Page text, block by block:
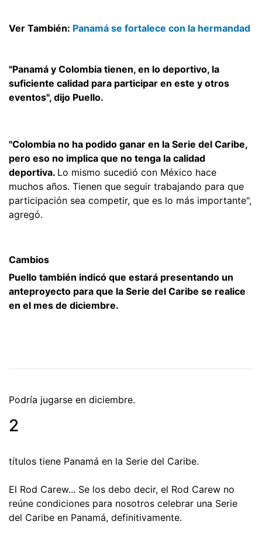
Ver También: Panamá se fortalece con la hermandad
"Panamá y Colombia tienen, en lo deportivo, la
suficiente calidad para participar en este y otros
eventos", dijo Puello.
"Colombia no ha podido ganar en la Serie del Caribe,
pero eso no implica que no tenga la calidad
deportiva. Lo mismo sucedió con México hace
muchos años. Tienen que seguir trabajando para que
participación sea competir, que es lo más importante",
agregó.
Cambios
Puello también indicó que estará presentando un
anteproyecto para que la Serie del Caribe se realice
en el mes de diciembre.
Podría jugarse en diciembre.
2
títulos tiene Panamá en la Serie del Caribe.
El Rod Carew... Se los debo decir, el Rod Carew no
reúne condiciones para nosotros celebrar una Serie
del Caribe en Panamá, definitivamente.